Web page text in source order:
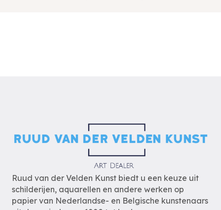
Ruud van der Velden Kunst biedt u een keuze uit
schilderijen, aquarellen en andere werken op
papier van Nederlandse- en Belgische kunstenaars